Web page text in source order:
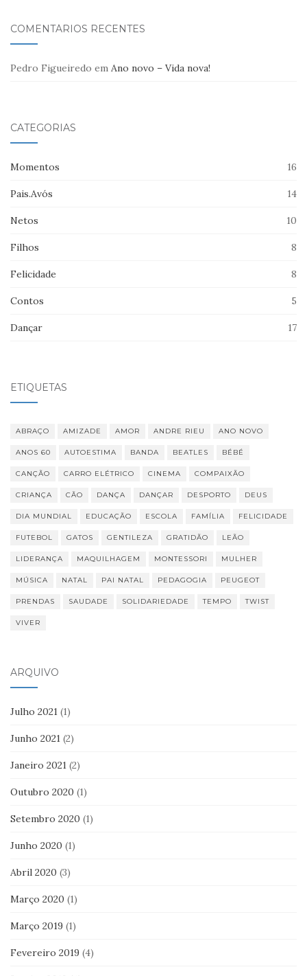
COMENTÁRIOS RECENTES
Pedro Figueiredo em Ano novo – Vida nova!
CATEGORIAS
Momentos 16
Pais.Avós 14
Netos 10
Filhos 8
Felicidade 8
Contos 5
Dançar 17
ETIQUETAS
ABRAÇO AMIZADE AMOR ANDRE RIEU ANO NOVO
ANOS 60 AUTOESTIMA BANDA BEATLES BÉBÉ
CANÇÃO CARRO ELÉTRICO CINEMA COMPAIXÃO
CRIANÇA CÃO DANÇA DANÇAR DESPORTO DEUS
DIA MUNDIAL EDUCAÇÃO ESCOLA FAMÍLIA FELICIDADE
FUTEBOL GATOS GENTILEZA GRATIDÃO LEÃO
LIDERANÇA MAQUILHAGEM MONTESSORI MULHER
MÚSICA NATAL PAI NATAL PEDAGOGIA PEUGEOT
PRENDAS SAUDADE SOLIDARIEDADE TEMPO TWIST
VIVER
ARQUIVO
Julho 2021 (1)
Junho 2021 (2)
Janeiro 2021 (2)
Outubro 2020 (1)
Setembro 2020 (1)
Junho 2020 (1)
Abril 2020 (3)
Março 2020 (1)
Março 2019 (1)
Fevereiro 2019 (4)